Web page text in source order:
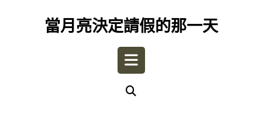
當月亮決定請假的那一天
Open